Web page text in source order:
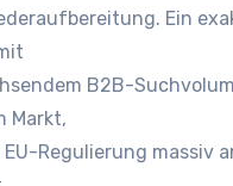
Ein
B2B-
Markt,
Regulierung massiv